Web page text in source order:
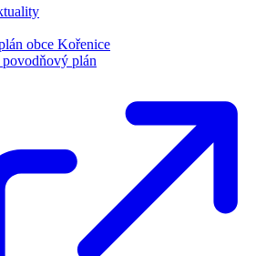
obce Kořenice
plán